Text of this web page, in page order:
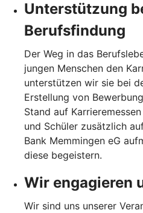
Unterstützung
Berufsfindung
Der Weg in das
jungen Menschen den
unterstützen wir sie bei
Erstellung von
Stand auf
und Schüler zusätzlich
Bank Memmingen eG
diese begeistern.
Wir engagieren
Wir sind uns unserer